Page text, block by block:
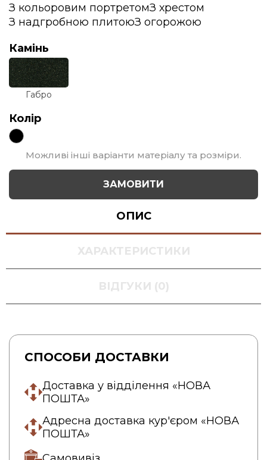
З кольоровим портретомЗ хрестом
З надгробною плитоюЗ огорожою
Камінь
Габро
Колір
Можливі інші варіанти матеріалу та розміри.
ЗАМОВИТИ
ОПИС
ХАРАКТЕРИСТИКИ
ВІДГУКИ (0)
СПОСОБИ ДОСТАВКИ
Доставка у відділення «НОВА
ПОШТА»
Адресна доставка кур'єром «НОВА
ПОШТА»